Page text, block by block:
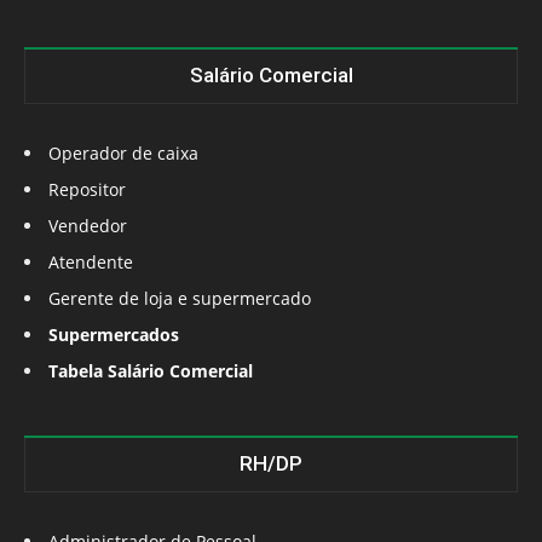
Salário Comercial
Operador de caixa
Repositor
Vendedor
Atendente
Gerente de loja e supermercado
Supermercados
Tabela Salário Comercial
RH/DP